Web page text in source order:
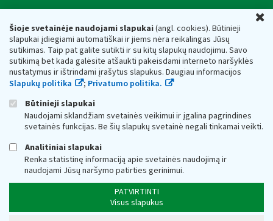
Šioje svetainėje naudojami slapukai(angl. cookies). Būtinieji
slapukai įdiegiami automatiškai ir jiems nėra reikalingas Jūsų
sutikimas. Taip pat galite sutikti ir su kitų slapukų naudojimu. Savo
sutikimą bet kada galėsite atšaukti pakeisdami interneto naršyklės
nustatymus ir ištrindami įrašytus slapukus. Daugiau informacijos
Slapukų politika
; Privatumo politika.
Būtinieji slapukai
Naudojami sklandžiam svetainės veikimui ir įgalina pagrindines
svetainės funkcijas. Be šių slapukų svetainė negali tinkamai veikti.
Analitiniai slapukai
Renka statistinę informaciją apie svetainės naudojimą ir
naudojami Jūsų naršymo patirties gerinimui.
PATVIRTINTI
Visus slapukus
Valstybinė mokesčių inspekcija prie Lietuvos
Respublikos finansų ministerijos
Biudžetinė įstaiga. Juridinio asmens kodas — 188659752,
adresas: Vasario 16-osios g. 14, 01107 Vilnius, Lietuva, el.paštas:
vmi@vmi.lt , E. pristatymo dėžutės adresas 188659752
Duomenys apie Valstybinę mokesčių inspekciją prie Lietuvos
Respublikos finansų ministerijos kaupiami ir saugomi Juridinių